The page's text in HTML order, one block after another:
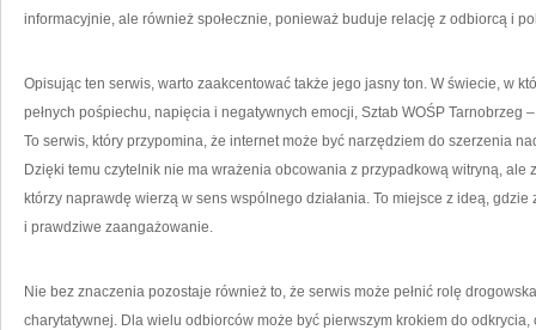
informacyjnie, ale również społecznie, ponieważ buduje relację z odbiorcą i
Opisując ten serwis, warto zaakcentować także jego jasny ton. W świecie, w
pełnych pośpiechu, napięcia i negatywnych emocji, Sztab WOŚP Tarnobrzeg
To serwis, który przypomina, że internet może być narzędziem do szerzenia
Dzięki temu czytelnik nie ma wrażenia obcowania z przypadkową witryną, ale
którzy naprawdę wierzą w sens wspólnego działania. To miejsce z ideą,
i prawdziwe zaangażowanie.
Nie bez znaczenia pozostaje również to, że serwis może pełnić rolę
charytatywnej. Dla wielu odbiorców może być pierwszym krokiem do